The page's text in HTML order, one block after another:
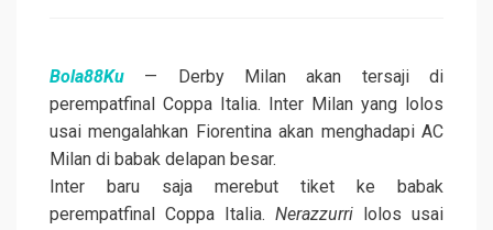
Bola88Ku — Derby Milan akan tersaji di
perempatfinal Coppa Italia. Inter Milan yang lolos
usai mengalahkan Fiorentina akan menghadapi AC
Milan di babak delapan besar.
Inter baru saja merebut tiket ke babak
perempatfinal Coppa Italia. Nerazzurri lolos usai